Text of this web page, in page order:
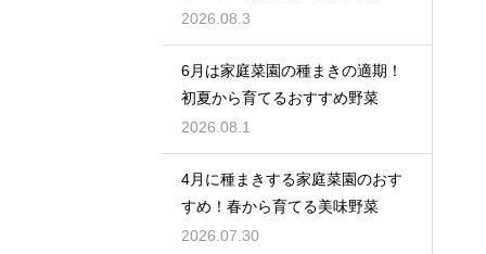
2026.08.3
6月は家庭菜園の種まきの適期！
初夏から育てるおすすめ野菜
2026.08.1
4月に種まきする家庭菜園のおす
すめ！春から育てる美味野菜
2026.07.30